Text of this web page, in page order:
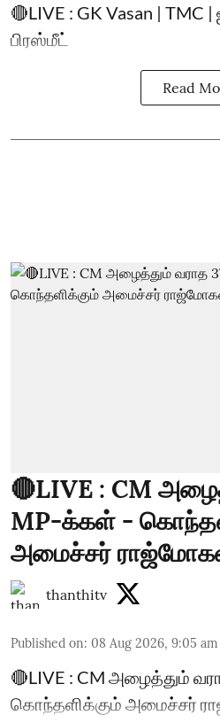
🔴LIVE : GK Vasan | TMC |
பிரஸ்மீட்
Read
🔴LIVE : CM
MP-க்கள் -
அமைச்சர்
thanthitv
Published on: 08 Aug 2026, 9:05 am
🔴LIVE : CM அழைத்தும்
கொந்தளிக்கும் அமைச்சர்